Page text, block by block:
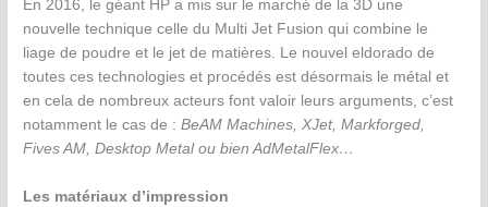
En 2016, le géant HP a mis sur le marché de la 3D une
nouvelle technique celle du Multi Jet Fusion qui combine le
liage de poudre et le jet de matières. Le nouvel eldorado de
toutes ces technologies et procédés est désormais le métal et
en cela de nombreux acteurs font valoir leurs arguments, c’est
notamment le cas de :BeAM Machines, XJet, Markforged,
Fives AM, Desktop Metal ou bien AdMetalFlex…
Les matériaux d’impression